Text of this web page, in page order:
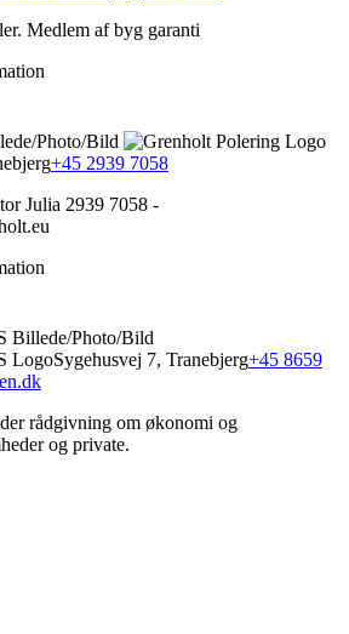
Medlem af byg garanti
+45 2939 7058
Julia 2939 7058 -
Sygehusvej 7, Tranebjerg+45 8659
rådgivning om økonomi og
og private.